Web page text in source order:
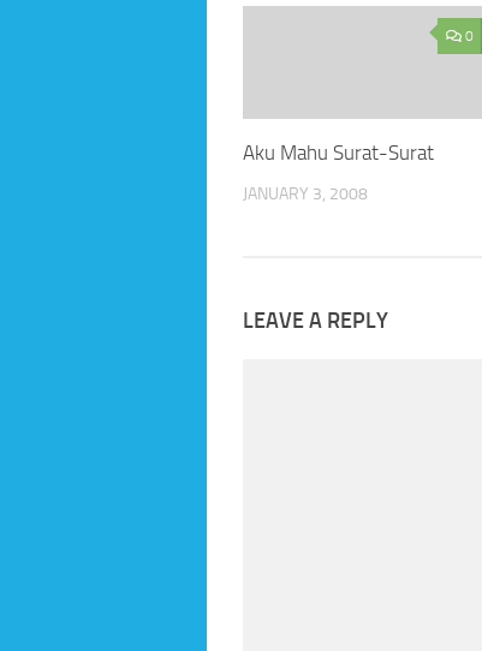
0
Aku Mahu Surat-Surat
JANUARY 3, 2008
LEAVE A REPLY